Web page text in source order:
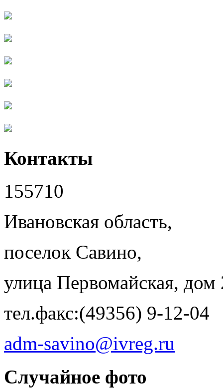
Контакты
155710
Ивановская область,
поселок Савино,
улица Первомайская, дом
тел.факс:(49356) 9-12-04
adm-savino@ivreg.ru
Случайное фото